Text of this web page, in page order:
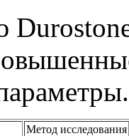
Метод исследования